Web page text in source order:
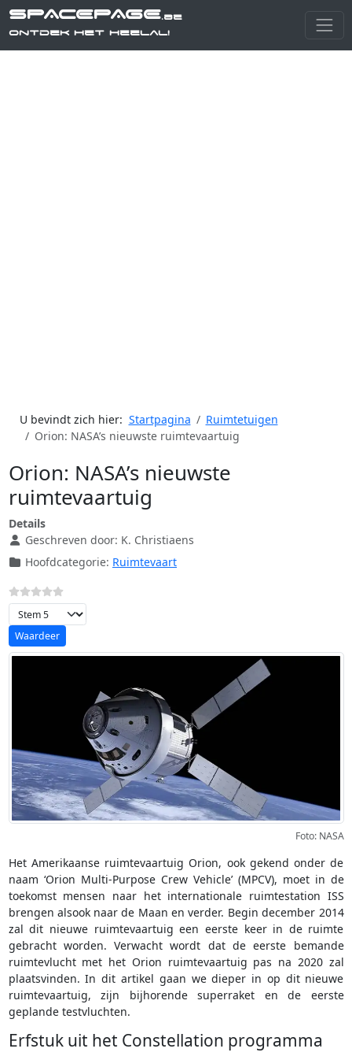
SPACEPAGE.be
Ontdek het heelal!
U bevindt zich hier: Startpagina
Ruimtetuigen
Orion: NASA’s nieuwste ruimtevaartuig
Orion: NASA’s nieuwste
ruimtevaartuig
Details
Geschreven door: K. Christiaens
Hoofdcategorie: Ruimtevaart
Voeg waardering toe
Foto: NASA
Het Amerikaanse ruimtevaartuig Orion, ook gekend onder de
naam ‘Orion Multi-Purpose Crew Vehicle’ (MPCV), moet in de
toekomst mensen naar het internationale ruimtestation ISS
brengen alsook naar de Maan en verder. Begin december 2014
zal dit nieuwe ruimtevaartuig een eerste keer in de ruimte
gebracht worden. Verwacht wordt dat de eerste bemande
ruimtevlucht met het Orion ruimtevaartuig pas na 2020 zal
plaatsvinden. In dit artikel gaan we dieper in op dit nieuwe
ruimtevaartuig, zijn bijhorende superraket en de eerste
geplande testvluchten.
Erfstuk uit het Constellation programma